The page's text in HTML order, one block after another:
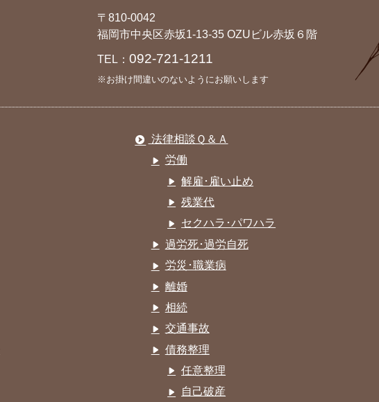
〒810-0042
福岡市中央区赤坂1-13-35 OZUビル赤坂６階
TEL： 092-721-1211
※お掛け間違いのないようにお願いします
法律相談Ｑ＆Ａ
労働
解雇･雇い止め
残業代
セクハラ･パワハラ
過労死･過労自死
労災･職業病
離婚
相続
交通事故
債務整理
任意整理
自己破産